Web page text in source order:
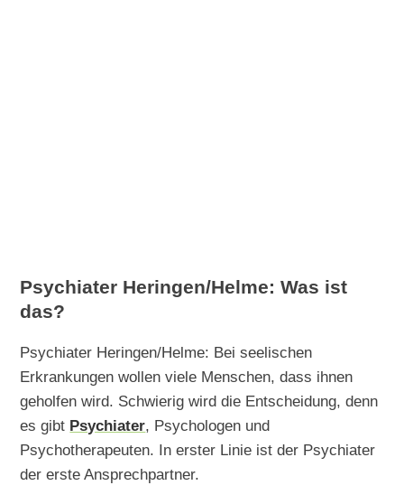
Psychiater Heringen/Helme: Was ist
das?
Psychiater Heringen/Helme: Bei seelischen
Erkrankungen wollen viele Menschen, dass ihnen
geholfen wird. Schwierig wird die Entscheidung, denn
es gibt Psychiater, Psychologen und
Psychotherapeuten. In erster Linie ist der Psychiater
der erste Ansprechpartner.